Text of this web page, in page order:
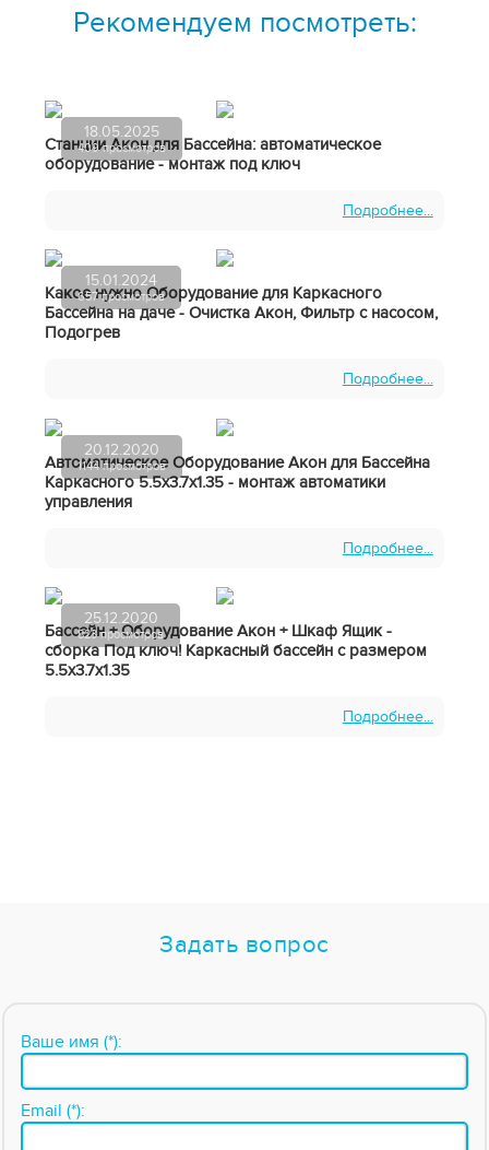
Рекомендуем посмотреть:
18.05.2025
409 просмотров
Станции Акон для Бассейна: автоматическое
оборудование - монтаж под ключ
Подробнее...
15.01.2024
657 просмотров
Какое нужно Оборудование для Каркасного
Бассейна на даче - Очистка Акон, Фильтр с насосом,
Подогрев
Подробнее...
20.12.2020
1144 просмотров
Автоматическое Оборудование Акон для Бассейна
Каркасного 5.5х3.7х1.35 - монтаж автоматики
управления
Подробнее...
25.12.2020
823 просмотров
Бассейн + Оборудование Акон + Шкаф Ящик -
сборка Под ключ! Каркасный бассейн с размером
5.5х3.7х1.35
Подробнее...
Задать вопрос
Ваше имя (*):
Email (*):